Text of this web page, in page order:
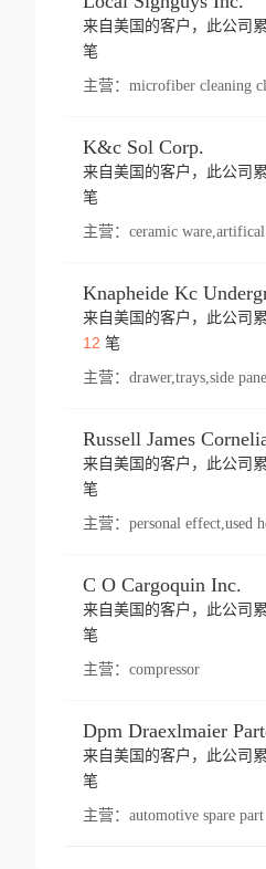
来自美国的客户，此公司
笔
主营： microfiber cleaning
K&c Sol Corp.
来自美国的客户，此公司
笔
主营： ceramic
来自美国的客户，此公司
12 笔
主营：
来自美国的客户，此公司
笔
主营：
C O Cargoquin Inc.
来自美国的客户，此公司
笔
主营： compressor
来自美国的客户，此公司
笔
主营： automotive spare part